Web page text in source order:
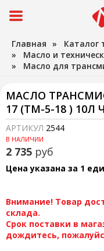
Главная » Каталог
» Масло и
» Масло для
МАСЛО
17 (ТМ-5-18 ) 10Л
АРТИКУЛ 2544
В НАЛИЧИИ
2 735 руб
Цена указана за 1
Внимание! Товар
склада.
Срок поставки в
дождитесь,